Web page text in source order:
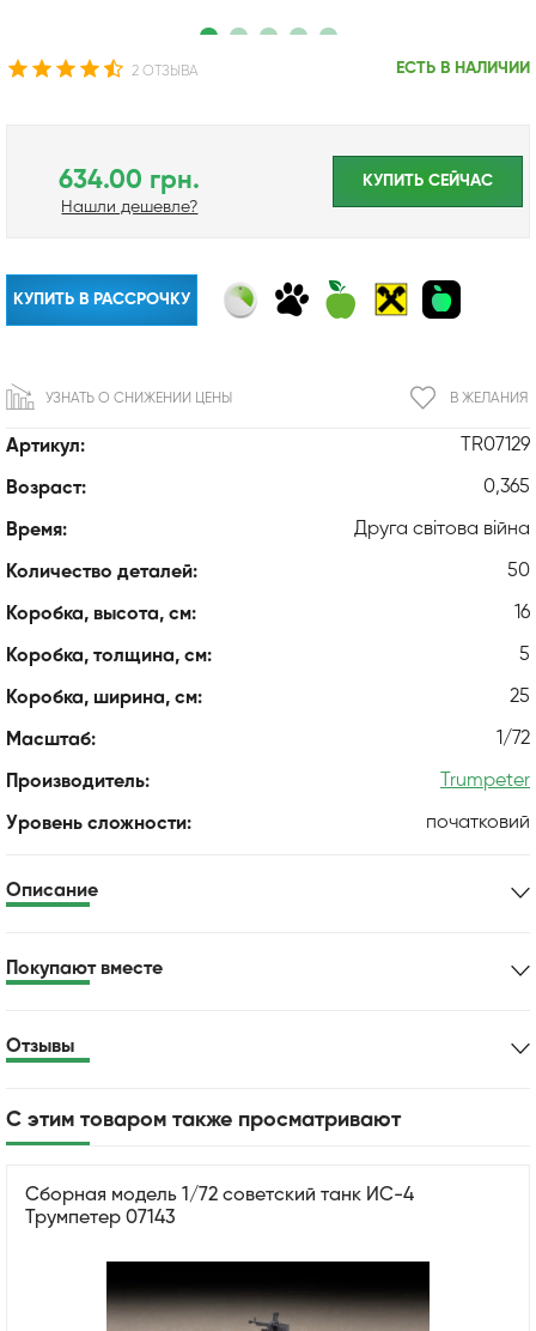
2 ОТЗЫВА ЕСТЬ В НАЛИЧИИ
Артикул: TR07129
Возраст: 0,365
Время: Друга світова війна
Количество деталей: 50
Коробка, высота, см: 16
Коробка, толщина, см: 5
Коробка, ширина, см: 25
Масштаб: 1/72
Производитель: Trumpeter
Уровень сложности: початковий
634.00 грн.
Нашли дешевле?
КУПИТЬ CЕЙЧАС
КУПИТЬ В РАССРОЧКУ
В ЖЕЛАНИЯ
УЗНАТЬ О СНИЖЕНИИ ЦЕНЫ
Описание
Покупают вместе
Отзывы
С этим товаром также просматривают
Сборная модель 1/72 советский танк ИС-4
Трумпетер 07143